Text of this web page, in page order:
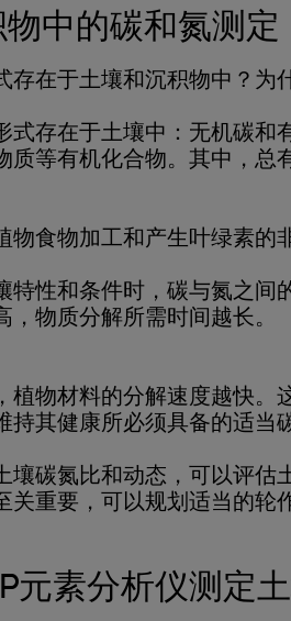
中的碳和氮测定
存在于土壤和沉积物中？为
式存在于土壤中：无机碳和
质等有机化合物。其中，总
物食物加工和产生叶绿素的
特性和条件时，碳与氮之间
，物质分解所需时间越长。
植物材料的分解速度越快
持其健康所必须具备的适当
壤碳氮比和动态，可以评估
关重要，可以规划适当的轮
元素分析仪测定